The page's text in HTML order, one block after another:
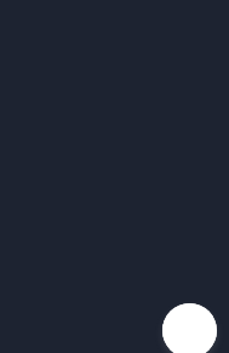
дверні
готових дверних